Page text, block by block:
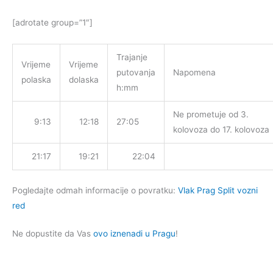
[adrotate group=”1″]
Vrijeme
polaska
Vrijeme
dolaska
Trajanje
putovanja
h:mm
Napomena
9:13 12:18 27:05
Ne prometuje od 3.
kolovoza do 17. kolovoza
21:17 19:21 22:04
Pogledajte odmah informacije o povratku: Vlak Prag Split vozni
red
Ne dopustite da Vas ovo iznenadi u Pragu!